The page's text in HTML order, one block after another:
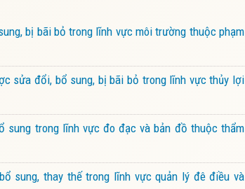
bị bãi bỏ trong lĩnh vực môi trường thuộc phạm
sửa đổi, bổ sung, bị bãi bỏ trong lĩnh vực thủy lợi
sung trong lĩnh vực đo đạc và bản đồ thuộc thẩm
sung, thay thế trong lĩnh vực quản lý đê điều và